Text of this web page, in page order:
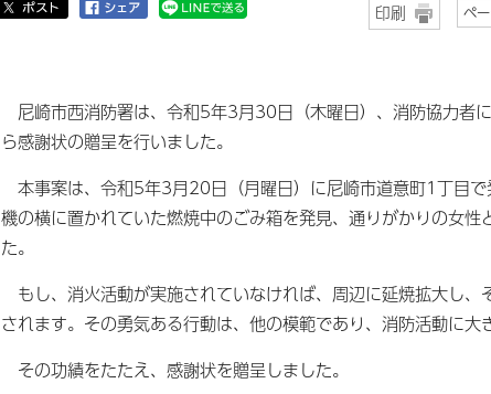
印刷 ペ
尼崎市西消防署は、令和5年3月30日（木曜日）、消防協力者
ら感謝状の贈呈を行いました。
本事案は、令和5年3月20日（月曜日）に尼崎市道意町1丁目
機の横に置かれていた燃焼中のごみ箱を発見、通りがかりの女性
た。
もし、消火活動が実施されていなければ、周辺に延焼拡大し、
されます。その勇気ある行動は、他の模範であり、消防活動に大
その功績をたたえ、感謝状を贈呈しました。